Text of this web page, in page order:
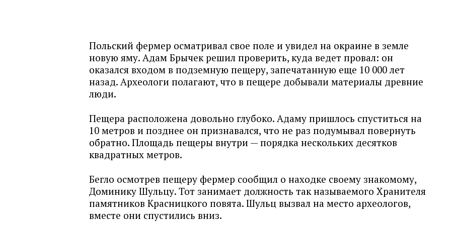
Польский фермер осматривал свое поле и увидел на окраине в земле
новую яму. Адам Брычек решил проверить, куда ведет провал: он
оказался входом в подземную пещеру, запечатанную еще 10 000 лет
назад. Археологи полагают, что в пещере добывали материалы древние
люди.
Пещера расположена довольно глубоко. Адаму пришлось спуститься на
10 метров и позднее он признавался, что не раз подумывал повернуть
обратно. Площадь пещеры внутри — порядка нескольких десятков
квадратных метров.
Бегло осмотрев пещеру фермер сообщил о находке своему знакомому,
Доминику Шульцу. Тот занимает должность так называемого Хранителя
памятников Красницкого повята. Шульц вызвал на место археологов,
вместе они спустились вниз.